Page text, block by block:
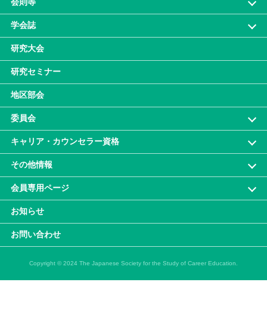
学会誌
研究大会
研究セミナー
地区部会
委員会
キャリア・カウンセラー資格
その他情報
会員専⽤ページ
お知らせ
お問い合わせ
Copyright © 2024 The Japanese Society for the Study of Career Education.